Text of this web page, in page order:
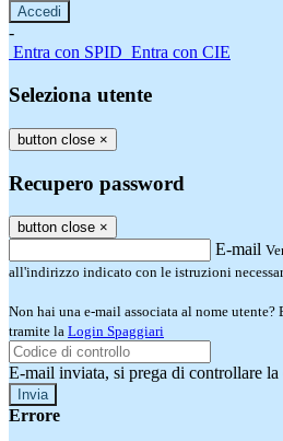
-
Entra con SPID Entra con CIE
Seleziona utente
button close ×
Recupero password
button close ×
E-mail
all'indirizzo indicato con le istruzioni
Non hai una e-mail associata al nome utente?
tramite la Login Spaggiari
E-mail inviata, si prega di controllare la
Errore